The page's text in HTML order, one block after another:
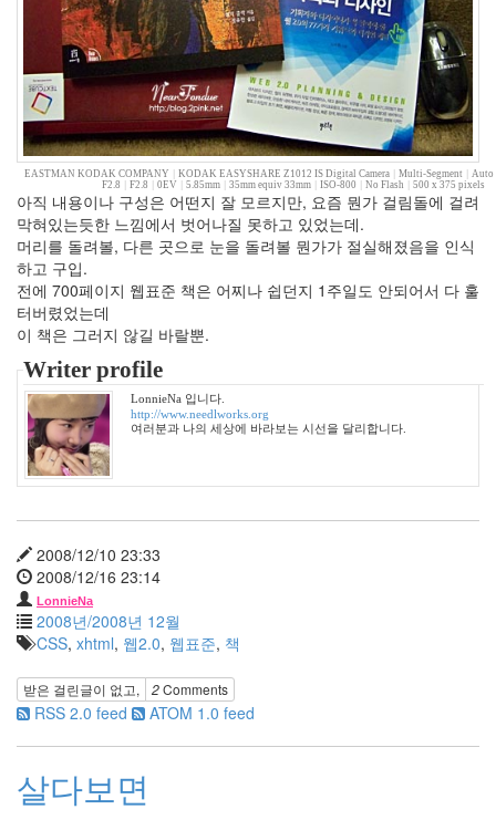
EASTMAN KODAK COMPANY KODAK EASYSHARE Z1012 IS Digital Camera| Multi-Segment
Auto
F2.8
F2.8 0EV 5.85mm 35mm equiv 33mm ISO-800 No Flash 500 x 375 pixels
아직 내용이나 구성은 어떤지 잘 모르지만, 요즘 뭔가 걸림돌에 걸려
막혀있는듯한 느낌에서 벗어나질 못하고 있었는데.
머리를 돌려볼, 다른 곳으로 눈을 돌려볼 뭔가가 절실해졌음을 인식
하고 구입.
전에 700페이지 웹표준 책은 어찌나 쉽던지 1주일도 안되어서 다 훌
터버렸었는데
이 책은 그러지 않길 바랄뿐.
Writer profile
LonnieNa 입니다.
http://www.needlworks.org
여러분과 나의 세상에 바라보는 시선을 달리합니다.
2008/12/10 23:33
2008/12/16 23:14
LonnieNa
2008년/2008년 12월
CSS, xhtml, 웹2.0, 웹표준, 책
받은 걸린글이 없고, 2Comments
RSS 2.0 feed ATOM 1.0 feed
살다보면
년
7
월
3
2008
년
8
월
2
2008
년
9
2
2008
년
10
월
3
년
11
월
1
2008
년
월
7
2009
년
2009